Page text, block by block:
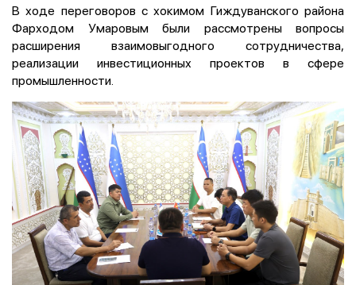
В ходе переговоров с хокимом Гиждуванского района
Фарходом Умаровым были рассмотрены вопросы
расширения взаимовыгодного сотрудничества,
реализации инвестиционных проектов в сфере
промышленности.